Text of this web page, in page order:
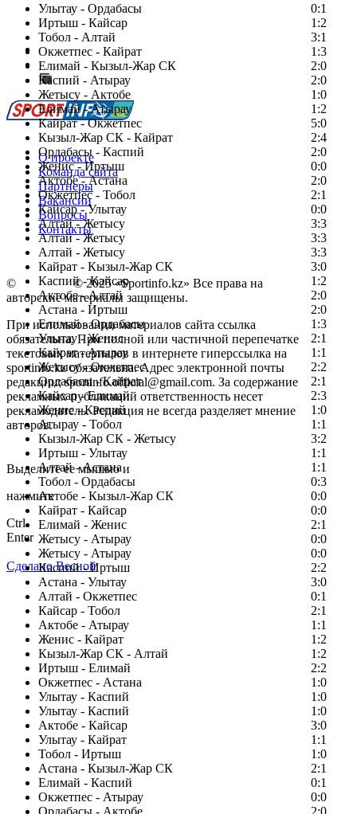
Улытау - Ордабасы
0:1
Иртыш - Кайсар
1:2
Тобол - Алтай
3:1
Окжетпес - Кайрат
1:3
Елимай - Кызыл-Жар СК
2:0
Каспий - Атырау
2:0
Жетысу - Актобе
1:0
Елимай - Атырау
1:2
Кайрат - Окжетпес
5:0
Кызыл-Жар СК - Кайрат
2:4
Ордабасы - Каспий
2:0
Женис - Иртыш
0:0
Актобе - Астана
2:0
Окжетпес - Тобол
2:1
Кайсар - Улытау
0:0
Алтай - Жетысу
3:3
Алтай - Жетысу
3:3
Алтай - Жетысу
3:3
Кайрат - Кызыл-Жар СК
3:0
Каспий - Кайсар
1:2
Актобе - Алтай
2:0
Астана - Иртыш
2:0
Елимай - Ордабасы
1:3
Улытау - Женис
2:1
Кайрат - Атырау
1:1
Жетысу - Окжетпес
2:2
Ордабасы - Кайрат
2:1
Кайсар - Елимай
2:3
Женис - Каспий
1:0
Атырау - Тобол
1:1
Кызыл-Жар СК - Жетысу
3:2
Иртыш - Улытау
1:1
Алтай - Астана
1:1
Тобол - Ордабасы
0:3
Актобе - Кызыл-Жар СК
0:0
Кайрат - Кайсар
0:0
Елимай - Женис
2:1
Жетысу - Атырау
0:0
Жетысу - Атырау
0:0
Каспий - Иртыш
2:2
Астана - Улытау
3:0
Алтай - Окжетпес
0:1
Кайсар - Тобол
2:1
Актобе - Атырау
1:1
Женис - Кайрат
1:2
Кызыл-Жар СК - Алтай
1:2
Иртыш - Елимай
2:2
Окжетпес - Астана
1:0
Улытау - Каспий
1:0
Улытау - Каспий
1:0
Актобе - Кайсар
3:0
Улытау - Кайрат
1:1
Тобол - Иртыш
1:0
Астана - Кызыл-Жар СК
2:1
Елимай - Каспий
0:1
Окжетпес - Атырау
0:0
Есть идея?
Сообщить о мероприятии
Перейти на старый сайт
О проекте
Команда сайта
Партнеры
Вакансии
Вопросы
Контакты
© Copyright© 2025 «Sportinfo.kz» Все права на
авторские материалы защищены.
При использовании материалов сайта ссылка
обязательна. При полной или частичной перепечатке
текстовых материалов в интернете гиперссылка на
sportinfo.kz обязательна. Адрес электронной почты
редакции: sportinfo.official@gmail.com. За содержание
рекламных публикаций ответственность несет
рекламодатель. Редакция не всегда разделяет мнение
авторов.
Заметили ошибку в тексте?
Выделите ее мышью и
нажмите
Ctrl
Enter
Сделано Весной